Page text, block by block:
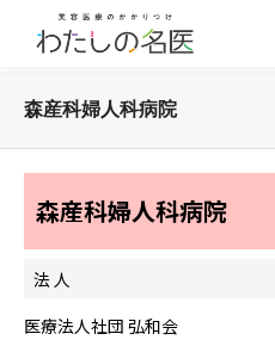
森産科婦人科病院
森産科婦人科病院
法 人
医療法人社団 弘和会